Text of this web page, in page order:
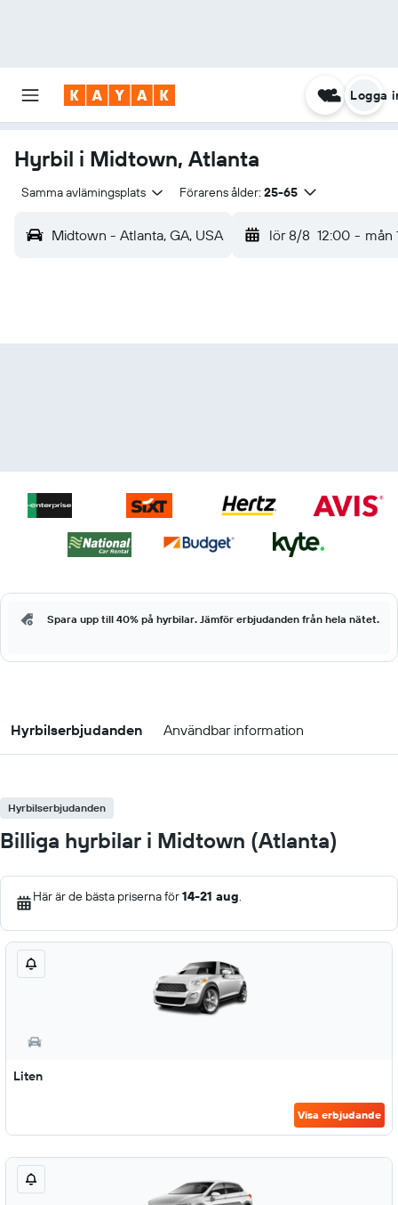
Logga
Hyrbil i Midtown, Atlanta
Samma avlämingsplats Förarens ålder: 25-65
Midtown - Atlanta, GA, USA lör 8/8 12:00 - mån
Spara upp till 40% på hyrbilar. Jämför erbjudanden från hela nätet.
Hyrbilserbjudanden Användbar information
Hyrbilserbjudanden
Billiga hyrbilar i Midtown (Atlanta)
Här är de bästa priserna för14-21 aug.
Liten
Visa erbjudande